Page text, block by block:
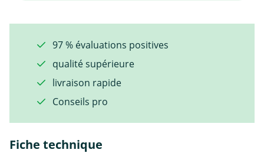
97 % évaluations positives
qualité supérieure
livraison rapide
Conseils pro
Fiche technique